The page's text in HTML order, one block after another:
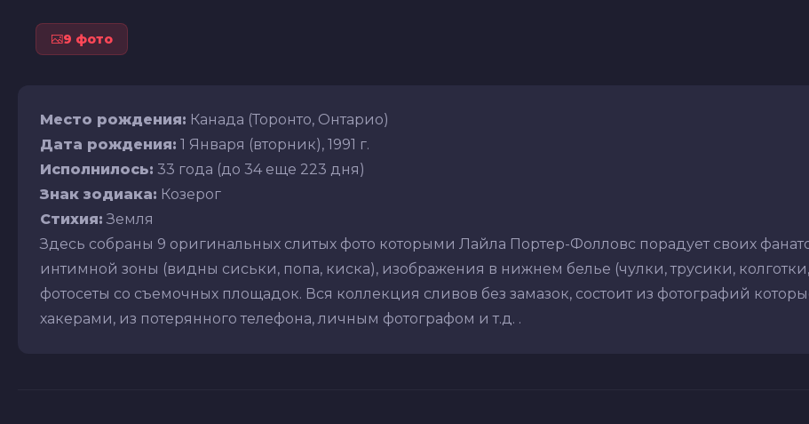
9 фото
Место рождения: Канада (Торонто, Онтарио)
Дата рождения: 1 Января (вторник), 1991 г.
Исполнилось: 33 года (до 34 еще 223 дня)
Знак зодиака: Козерог
Стихия: Земля
Здесь собраны 9 оригинальных слитых фото которыми Лайла Портер-Фолловс порадует своих
интимной зоны (видны сиськи, попа, киска), изображения в нижнем белье (чулки, трусики, колготки,
фотосеты со съемочных площадок. Вся коллекция сливов без замазок, состоит из фотографий
хакерами, из потерянного телефона, личным фотографом и т.д. .